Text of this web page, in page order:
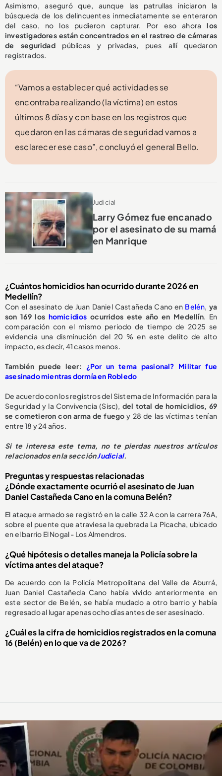
Asimismo, aseguró que, aunque las patrullas iniciaron la
búsqueda de los delincuentes inmediatamente se enteraron
del caso, no los pudieron capturar. Por eso ahoralos
investigadores están concentrados en el rastreo de cámaras
de seguridad públicas y privadas, pues allí quedaron
registrados.
“Vamos a establecer qué actividades se
encontraba realizando (la víctima) en estos
últimos 8 días y con base en los registros que
quedaron en las cámaras de seguridad vamos a
esclarecer ese caso”, concluyó el general Bello.
Judicial
Larry Gómez fue encanado
por el asesinato de su mamá
en Manrique
¿Cuántos homicidios han ocurrido durante 2026 en
Medellín?
Con el asesinato de Juan Daniel Castañeda Cano en Belén, ya
son 169 los homicidios ocurridos este año en Medellín. En
comparación con el mismo periodo de tiempo de 2025 se
evidencia una disminución del 20 % en este delito de alto
impacto, es decir, 41 casos menos.
También puede leer: ¿Por un tema pasional? Militar fue
asesinado mientras dormía en Robledo
De acuerdo con los registros del Sistema de Información para la
Seguridad y la Convivencia (Sisc), del total de homicidios, 69
se cometieron con arma de fuego y 28 de las víctimas tenían
entre 18 y 24 años.
Si te interesa este tema, no te pierdas nuestros artículos
relacionados en la secciónJudicial.
Preguntas y respuestas relacionadas
¿Dónde exactamente ocurrió el asesinato de Juan
Daniel Castañeda Cano en la comuna Belén?
El ataque armado se registró en la calle 32 A con la carrera 76A,
sobre el puente que atraviesa la quebrada La Picacha, ubicado
en el barrio El Nogal - Los Almendros.
¿Qué hipótesis o detalles maneja la Policía sobre la
víctima antes del ataque?
De acuerdo con la Policía Metropolitana del Valle de Aburrá,
Juan Daniel Castañeda Cano había vivido anteriormente en
este sector de Belén, se había mudado a otro barrio y había
regresado al lugar apenas ocho días antes de ser asesinado.
¿Cuál es la cifra de homicidios registrados en la comuna
16 (Belén) en lo que va de 2026?